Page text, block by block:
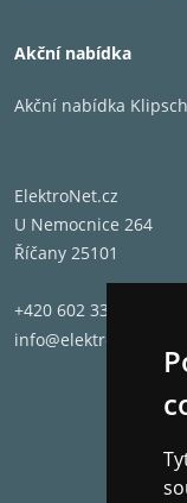
Akční nabídka
Akční nabídka
ElektroNet.cz
U Nemocnice 264
Říčany 25101
+420 602 331 662
info@elektronet.cz